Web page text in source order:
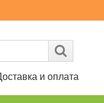
и оплата